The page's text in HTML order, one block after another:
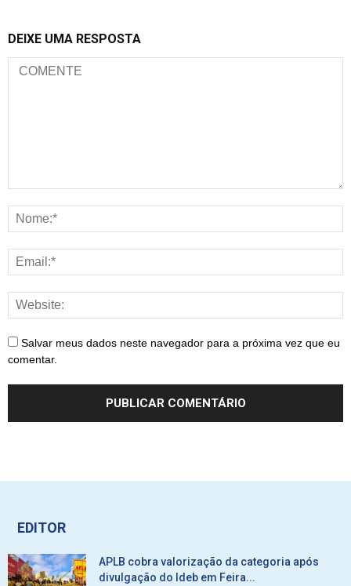
DEIXE UMA RESPOSTA
Salvar meus dados neste navegador para a próxima vez que eu
comentar.
EDITOR
APLB cobra valorização da categoria após
divulgação do Ideb em Feira...